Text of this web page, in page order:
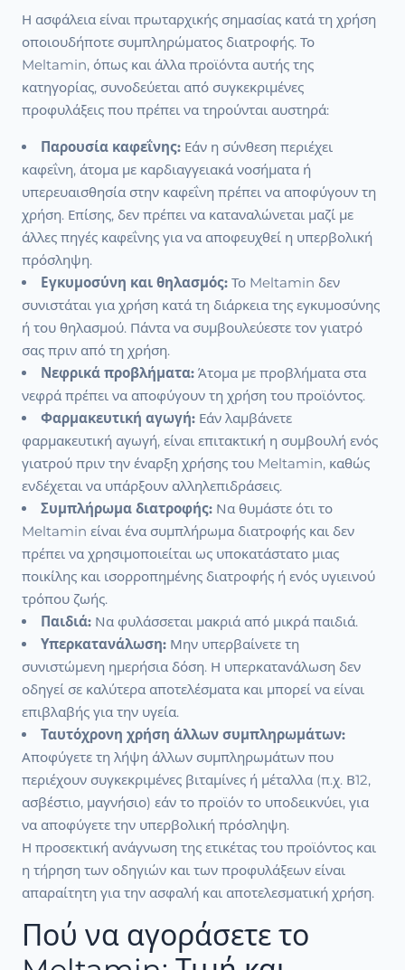
Η ασφάλεια είναι πρωταρχικής σημασίας κατά τη χρήση
οποιουδήποτε συμπληρώματος διατροφής. Το
Meltamin, όπως και άλλα προϊόντα αυτής της
κατηγορίας, συνοδεύεται από συγκεκριμένες
προφυλάξεις που πρέπει να τηρούνται αυστηρά:
Παρουσία καφεΐνης: Εάν η σύνθεση περιέχει
καφεΐνη, άτομα με καρδιαγγειακά νοσήματα ή
υπερευαισθησία στην καφεΐνη πρέπει να αποφύγουν τη
χρήση. Επίσης, δεν πρέπει να καταναλώνεται μαζί με
άλλες πηγές καφεΐνης για να αποφευχθεί η υπερβολική
πρόσληψη.
Εγκυμοσύνη και θηλασμός: Το Meltamin δεν
συνιστάται για χρήση κατά τη διάρκεια της εγκυμοσύνης
ή του θηλασμού. Πάντα να συμβουλεύεστε τον γιατρό
σας πριν από τη χρήση.
Νεφρικά προβλήματα: Άτομα με προβλήματα στα
νεφρά πρέπει να αποφύγουν τη χρήση του προϊόντος.
Φαρμακευτική αγωγή: Εάν λαμβάνετε
φαρμακευτική αγωγή, είναι επιτακτική η συμβουλή ενός
γιατρού πριν την έναρξη χρήσης του Meltamin, καθώς
ενδέχεται να υπάρξουν αλληλεπιδράσεις.
Συμπλήρωμα διατροφής: Να θυμάστε ότι το
Meltamin είναι ένα συμπλήρωμα διατροφής και δεν
πρέπει να χρησιμοποιείται ως υποκατάστατο μιας
ποικίλης και ισορροπημένης διατροφής ή ενός υγιεινού
τρόπου ζωής.
Παιδιά: Να φυλάσσεται μακριά από μικρά παιδιά.
Υπερκατανάλωση: Μην υπερβαίνετε τη
συνιστώμενη ημερήσια δόση. Η υπερκατανάλωση δεν
οδηγεί σε καλύτερα αποτελέσματα και μπορεί να είναι
επιβλαβής για την υγεία.
Ταυτόχρονη χρήση άλλων συμπληρωμάτων:
Αποφύγετε τη λήψη άλλων συμπληρωμάτων που
περιέχουν συγκεκριμένες βιταμίνες ή μέταλλα (π.χ. Β12,
ασβέστιο, μαγνήσιο) εάν το προϊόν το υποδεικνύει, για
να αποφύγετε την υπερβολική πρόσληψη.
Η προσεκτική ανάγνωση της ετικέτας του προϊόντος και
η τήρηση των οδηγιών και των προφυλάξεων είναι
απαραίτητη για την ασφαλή και αποτελεσματική χρήση.
Πού να αγοράσετε το